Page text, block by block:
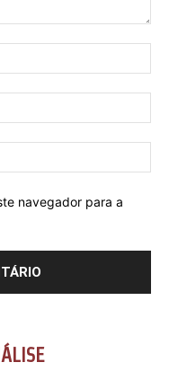
navegador para a